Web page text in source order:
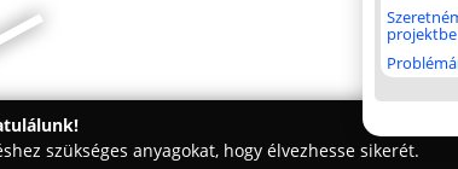
projektbe
szükséges anyagokat, hogy élvezhesse sikerét.